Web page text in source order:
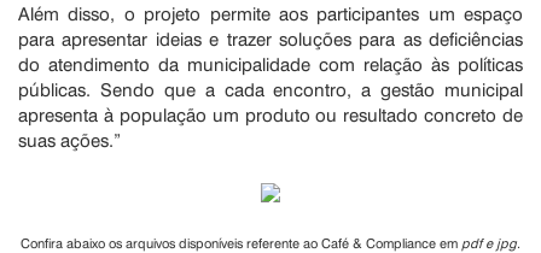
Além disso, o projeto permite aos participantes um espaço
para apresentar ideias e trazer soluções para as deficiências
do atendimento da municipalidade com relação às políticas
públicas. Sendo que a cada encontro, a gestão municipal
apresenta à população um produto ou resultado concreto de
suas ações.”
Confira abaixo os arquivos disponíveis referente ao Café & Compliance em pdf e jpg.